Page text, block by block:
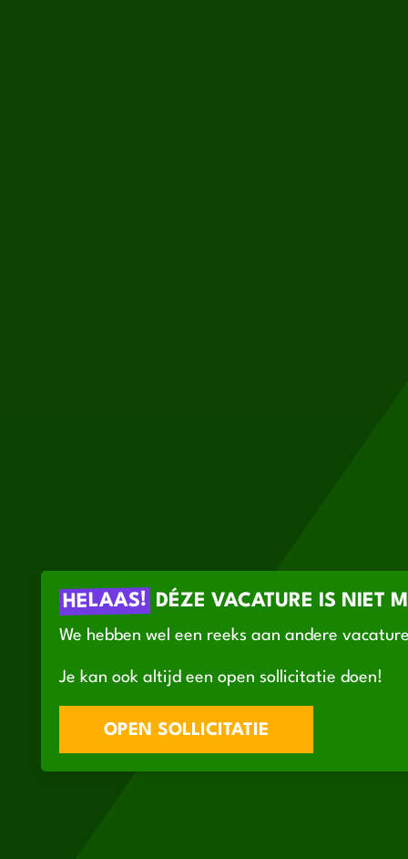
HELAAS! DÉZE VACATURE IS NIET
We hebben wel een reeks aan andere
Je kan ook altijd een open sollicitatie doen!
OPEN SOLLICITATIE